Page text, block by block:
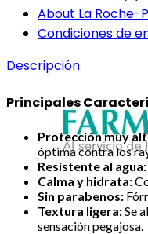
About La Roche-
Condiciones de
Descripción
Principales
Protección muy
óptima contra los
Resistente al agua:
Calma y hidrata:
Sin parabenos:
Textura ligera:Se
sensación pegajosa.